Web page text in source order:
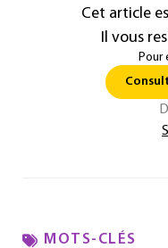
Cet article
Il vous
Pour
MOTS-CLÉS